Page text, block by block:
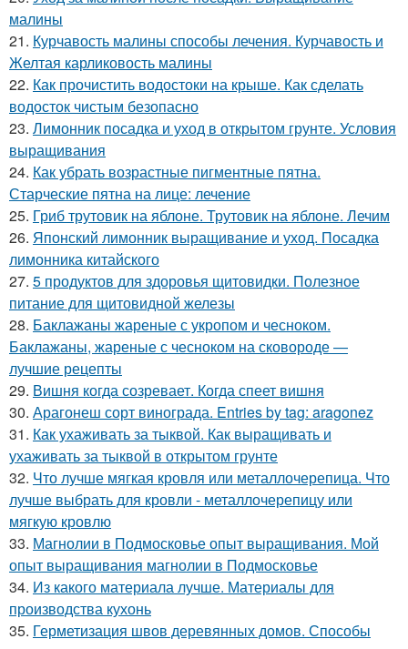
малины
21. Курчавость малины способы лечения. Курчавость и
Желтая карликовость малины
22. Как прочистить водостоки на крыше. Как сделать
водосток чистым безопасно
23. Лимонник посадка и уход в открытом грунте. Условия
выращивания
24. Как убрать возрастные пигментные пятна.
Старческие пятна на лице: лечение
25. Гриб трутовик на яблоне. Трутовик на яблоне. Лечим
26. Японский лимонник выращивание и уход. Посадка
лимонника китайского
27. 5 продуктов для здоровья щитовидки. Полезное
питание для щитовидной железы
28. Баклажаны жареные с укропом и чесноком.
Баклажаны, жареные с чесноком на сковороде —
лучшие рецепты
29. Вишня когда созревает. Когда спеет вишня
30. Арагонеш сорт винограда. Entries by tag: aragonez
31. Как ухаживать за тыквой. Как выращивать и
ухаживать за тыквой в открытом грунте
32. Что лучше мягкая кровля или металлочерепица. Что
лучше выбрать для кровли - металлочерепицу или
мягкую кровлю
33. Магнолии в Подмосковье опыт выращивания. Мой
опыт выращивания магнолии в Подмосковье
34. Из какого материала лучше. Материалы для
производства кухонь
35. Герметизация швов деревянных домов. Способы